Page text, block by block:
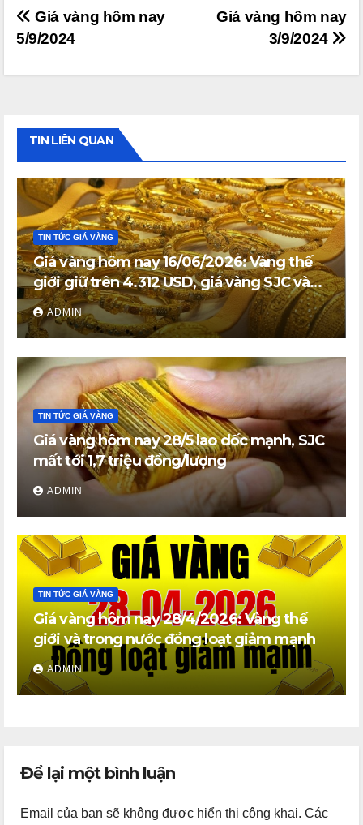
Điều
hướng
Giá vàng hôm nay
3/9/2024
Giá vàng hôm nay
5/9/2024
TIN LIÊN QUAN
TIN TỨC GIÁ VÀNG
Giá vàng hôm nay 16/06/2026: Vàng thế
giới giữ trên 4.312 USD, giá vàng SJC và
vàng nhẫn trong nước đi ngang
ADMIN
TIN TỨC GIÁ VÀNG
Giá vàng hôm nay 28/5 lao dốc mạnh, SJC
mất tới 1,7 triệu đồng/lượng
ADMIN
TIN TỨC GIÁ VÀNG
Giá vàng hôm nay 28/4/2026: Vàng thế
giới và trong nước đồng loạt giảm mạnh
ADMIN
Để lại một bình luận
Email của bạn sẽ không được hiển thị công khai. Các